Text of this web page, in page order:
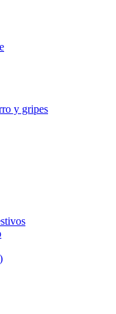
y gripes